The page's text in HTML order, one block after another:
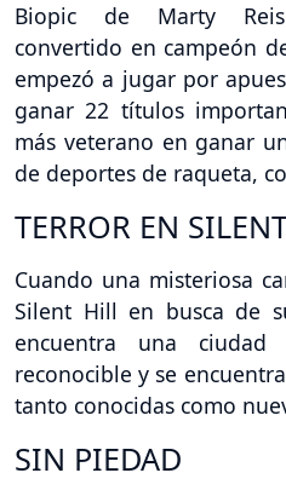
Biopic de Marty
convertido en campeón
empezó a jugar por
ganar 22 títulos
más veterano en ganar
de deportes de raqueta,
TERROR EN
Cuando una misteriosa
Silent Hill en busca de
encuentra una
reconocible y se
tanto conocidas como
SIN PIEDAD